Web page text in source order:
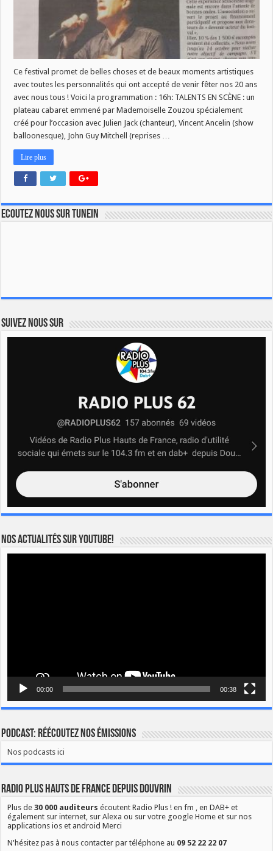
octobre
Mamann,
Baert,
Pascal
Beclin,
Zouzou
Ce festival promet de belles choses et de beaux moments artistiques
avec toutes les personnalités qui ont accepté de venir fêter nos 20 ans
avec nous tous ! Voici la programmation : 16h: TALENTS EN SCÈNE : un
plateau cabaret emmené par Mademoiselle Zouzou spécialement
créé pour l’occasion avec Julien Jack (chanteur), Vincent Ancelin (show
balloonesque), John Guy Mitchell (reprises …
Lire plus
Ecoutez nous sur TuneIn
Suivez nous sur
Nos actualités sur YOUTUBE!
00:00 00:38
Podcast: Réécoutez nos émissions
Nos podcasts ici
Radio Plus Hauts de France depuis Douvrin
Plus de30 000 auditeurs écoutent Radio Plus ! en fm , en DAB+ et
également sur internet, sur Alexa ou sur votre google Home et sur nos
applications ios et android Merci
N'hésitez pas à nous contacter par téléphone au 09 52 22 22 07